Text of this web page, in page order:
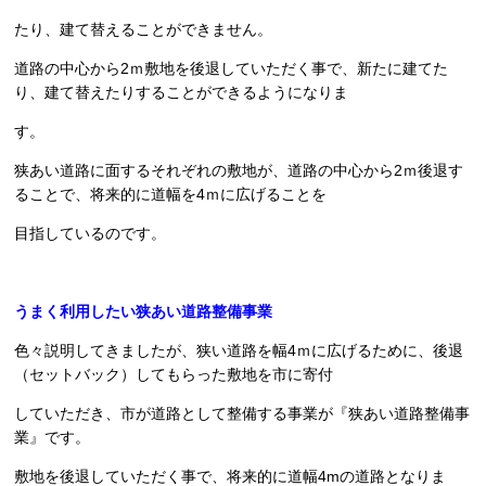
たり、建て替えることができません。
道路の中心から2ｍ敷地を後退していただく事で、新たに建てた
り、建て替えたりすることができるようになりま
す。
狭あい道路に面するそれぞれの敷地が、道路の中心から2ｍ後退す
ることで、将来的に道幅を4ｍに広げることを
目指しているのです。
うまく利用したい狭あい道路整備事業
色々説明してきましたが、狭い道路を幅4ｍに広げるために、後退
（セットバック）してもらった敷地を市に寄付
していただき、市が道路として整備する事業が『狭あい道路整備事
業』です。
敷地を後退していただく事で、将来的に道幅4mの道路となりま